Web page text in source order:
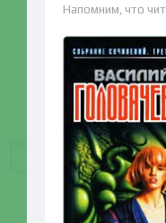
Напомним, что